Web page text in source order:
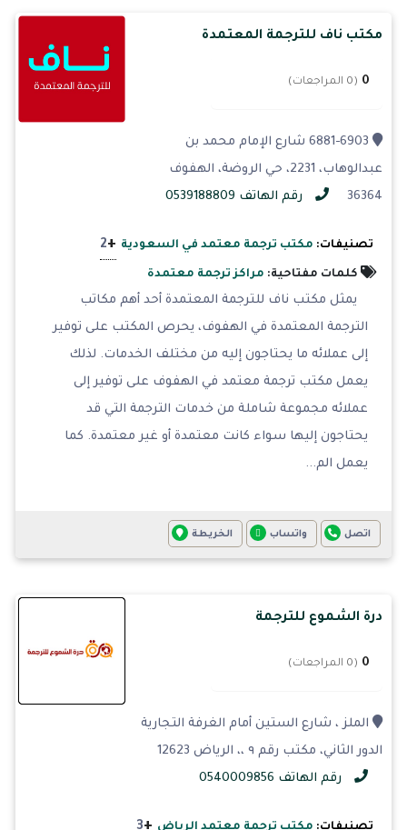
مكتب ناف للترجمة المعتمدة
0 (0 المراجعات)
6881-6903 شارع الإمام محمد بن
عبدالوهاب، 2231، حي الروضة، الهفوف
36364
رقم الهاتف 0539188809
تصنيفات: مكتب ترجمة معتمد في السعودية +
2
كلمات مفتاحية: مراكز ترجمة معتمدة
يمثل مكتب ناف للترجمة المعتمدة أحد أهم مكاتب
الترجمة المعتمدة في الهفوف، يحرص المكتب على توفير
إلى عملائه ما يحتاجون إليه من مختلف الخدمات. لذلك
يعمل مكتب ترجمة معتمد في الهفوف على توفير إلى
عملائه مجموعة شاملة من خدمات الترجمة التي قد
يحتاجون إليها سواء كانت معتمدة أو غير معتمدة. كما
يعمل الم...
اتصل واتساب الخريطة
درة الشموع للترجمة
0 (0 المراجعات)
الملز ، شارع الستين أمام الغرفة التجارية
الدور الثاني، مكتب رقم ٩ ،، الرياض 12623
رقم الهاتف 0540009856
تصنيفات: مكتب ترجمة معتمد الرياض +
3